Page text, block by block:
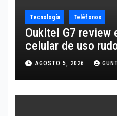
Tecnología Teléfonos
Oukitel G7 review
celular de uso
10,600 mAh
AGOSTO 5, 2026